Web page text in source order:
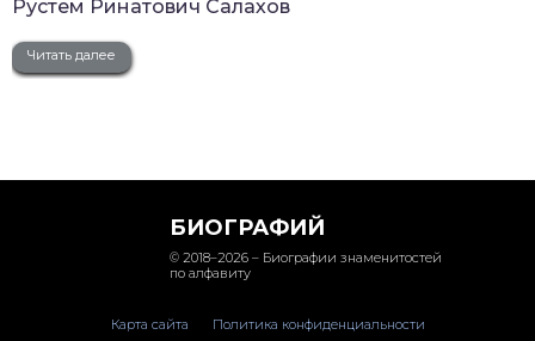
Рустем Ринатович Салахов
Читать далее
БИОГРАФИЙ
© 2018–2026 – Биографии знаменитостей
по алфавиту
Карта сайта Политика конфиденциальности